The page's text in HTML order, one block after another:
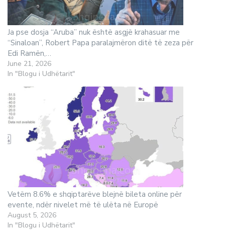
Ja pse dosja “Aruba” nuk është asgjë krahasuar me
“Sinaloan”, Robert Papa paralajmëron ditë të zeza për
Edi Ramën,…
June 21, 2026
In "Blogu i Udhëtarit"
Vetëm 8.6% e shqiptarëve blejnë bileta online për
evente, ndër nivelet më të ulëta në Europë
August 5, 2026
In "Blogu i Udhëtarit"